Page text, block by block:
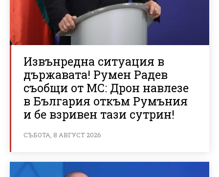
Извънредна ситуация в
държавата! Румен Радев
съобщи от МС: Дрон навлезе
в България откъм Румъния
и бе взривен тази сутрин!
СЪБОТА, 8 АВГУСТ 2026